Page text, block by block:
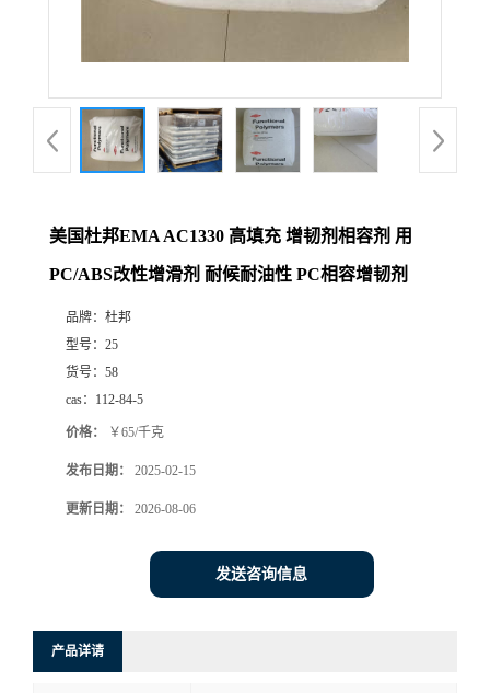
美国杜邦EMA AC1330 高填充 增韧剂相容剂 用
PC/ABS改性增滑剂 耐候耐油性 PC相容增韧剂
品牌： 杜邦
型号： 25
货号： 58
cas： 112-84-5
价格： ￥65/千克
发布日期： 2025-02-15
更新日期： 2026-08-06
发送咨询信息
产品详请